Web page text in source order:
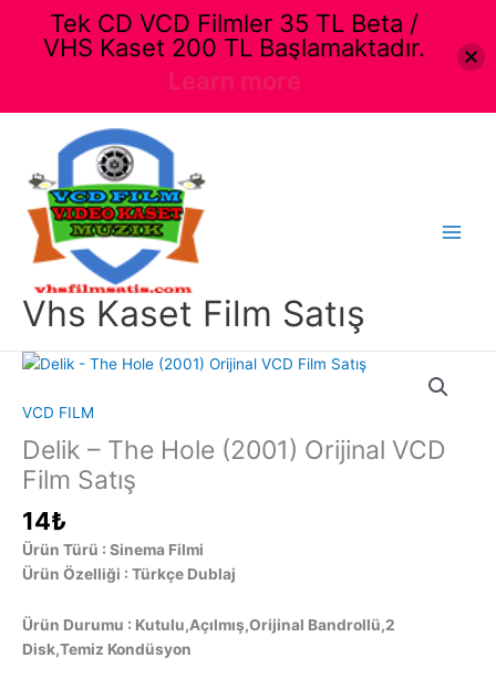
Vhs Kaset Film Satış
VCD FILM
Delik – The Hole (2001) Orijinal VCD
Film Satış
14₺
Ürün Türü : Sinema Filmi
Ürün Özelliği : Türkçe Dublaj
Ürün Durumu : Kutulu,Açılmış,Orijinal Bandrollü,2
Disk,Temiz Kondüsyon
Tek CD VCD Filmler 35 TL Beta /
VHS Kaset 200 TL Başlamaktadır.
Learn more